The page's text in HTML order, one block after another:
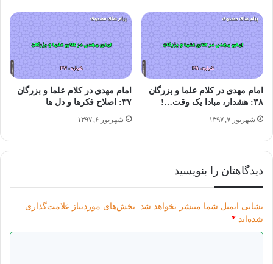
الان دیگر تکلیفی نداریم؟ دیگر بشر تکلیفی ندارد؟ یا تکلیفش این
است که مردم را دعوت کند به فساد؟! پس باید بنشینیم دعا کنیم
به امریکا و اَذنابشان! [بندگانشان..] این که کسی بگوید «آنها ما را
به بازی بگیرند، هیچ کاری به کارشان نداشته باشیم؛ هرکاری
خواستند انجام دهند» این باید خیلی آدم نفهمی باشد!
بیاید، اما ما باید زمینه را فراهم کنیم. [این موافق قرآن است]
صحیفه امام خمینی، ج۲۱، ص۱۳
امام مهدی در کلام علما و بزرگان
۳۸: هشدار، مبادا یک وقت…!
شهریور ۷, ۱۳۹۷
امام مهدی در کلام علما و بزرگان
۳۷: اصلاح فکرها و دل ها
شهریور ۶, ۱۳۹۷
دیدگاهتان را بنویسید
نشانی ایمیل شما منتشر نخواهد شد. بخش‌های موردنیاز علامت‌گذاری
شده‌اند *